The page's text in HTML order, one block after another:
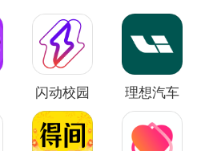
闪动校园 理想汽车